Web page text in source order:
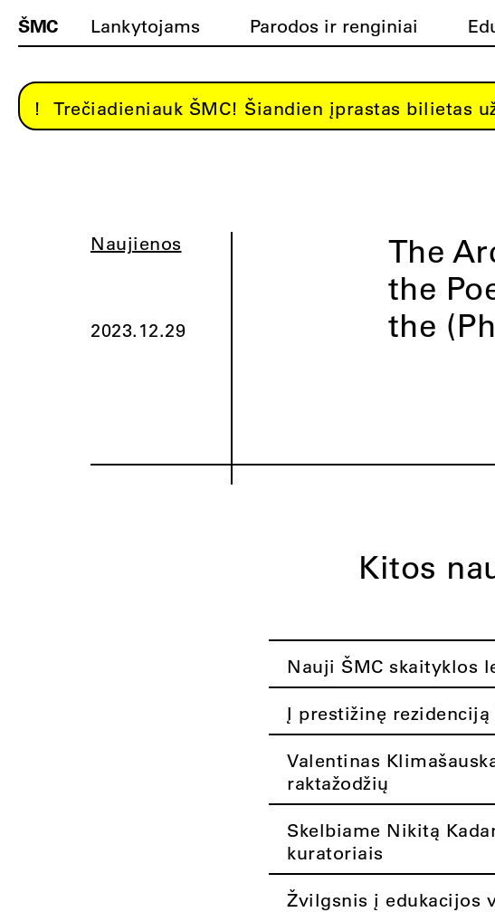
ŠMC Lankytojams Parodos ir renginiai
Trečiadieniauk ŠMC! Šiandien įprastas bilietas
Naujienos
2023.12.29
The
the
the
Kitos
Nauji ŠMC skaityklos
Į prestižinę
Valentinas
raktažodžių
Skelbiame Nikitą
kuratoriais
Žvilgsnis į edukacijos